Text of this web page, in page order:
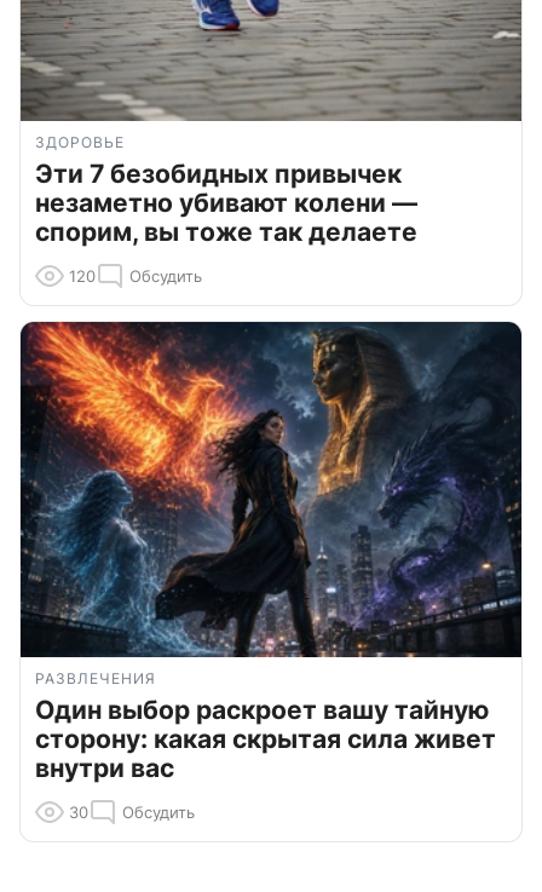
ЗДОРОВЬЕ
Эти 7 безобидных привычек
незаметно убивают колени —
спорим, вы тоже так делаете
120 Обсудить
РАЗВЛЕЧЕНИЯ
Один выбор раскроет вашу тайную
сторону: какая скрытая сила живет
внутри вас
30 Обсудить